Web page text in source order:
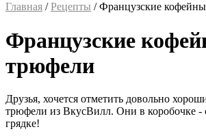
Главная /Рецепты / Французские
Французские
трюфели
Друзья, хочется отметить довольно
трюфели из ВкусВилл. Они в коробочке -
грядке!